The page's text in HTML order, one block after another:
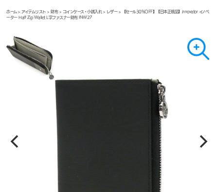
ホーム >アイテムリスト > 財布> コインケース・小銭入れ > レザー> 【セール30%OFF】【日本正規品】innovator イノベ
ーター Half Zip Wallet L字ファスナー財布 INW27